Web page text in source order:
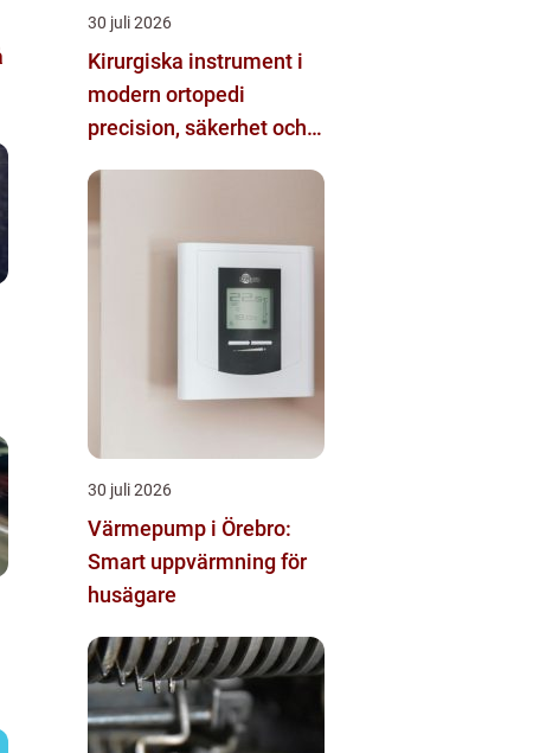
30 juli 2026
Kirurgiska instrument i
modern ortopedi
precision, säkerhet och
30 juli 2026
Värmepump i Örebro:
Smart uppvärmning för
husägare